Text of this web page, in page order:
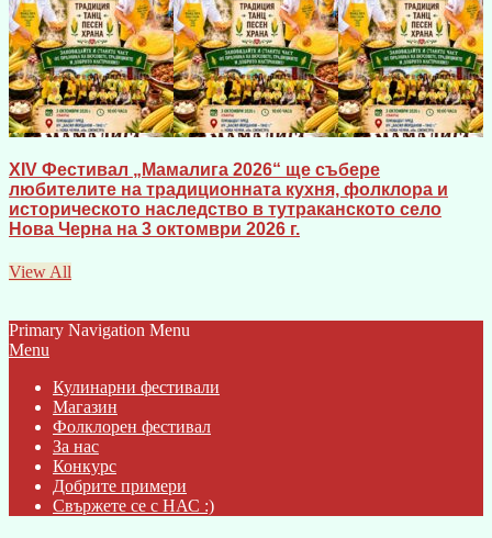
XIV Фестивал „Мамалига 2026“ ще събере
любителите на традиционната кухня, фолклора и
историческото наследство в тутраканското село
Нова Черна на 3 октомври 2026 г.
View All
Primary Navigation Menu
Menu
Кулинарни фестивали
Магазин
Фолклорен фестивал
За нас
Конкурс
Добрите примери
Свържете се с НАС :)